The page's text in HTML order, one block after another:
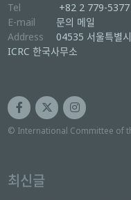
Tel
+82 2 779-5377
E-mail
문의 메일
Address
04535 서울특별
ICRC 한국사무소
© International Committee of
최신글